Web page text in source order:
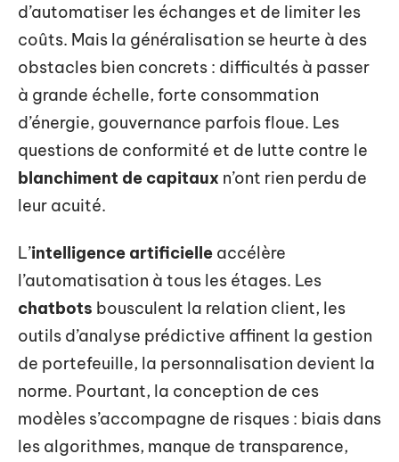
d’automatiser les échanges et de limiter les
coûts. Mais la généralisation se heurte à des
obstacles bien concrets : difficultés à passer
à grande échelle, forte consommation
d’énergie, gouvernance parfois floue. Les
questions de conformité et de lutte contre le
blanchiment de capitaux n’ont rien perdu de
leur acuité.
L’intelligence artificielle accélère
l’automatisation à tous les étages. Les
chatbots bousculent la relation client, les
outils d’analyse prédictive affinent la gestion
de portefeuille, la personnalisation devient la
norme. Pourtant, la conception de ces
modèles s’accompagne de risques : biais dans
les algorithmes, manque de transparence,